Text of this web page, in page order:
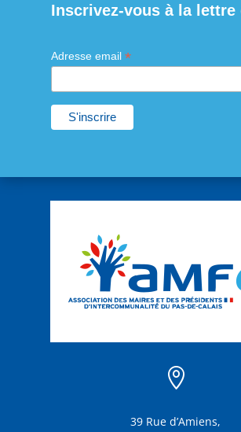
Inscrivez-vous à la
Adresse email *

39 Rue d’Amiens,